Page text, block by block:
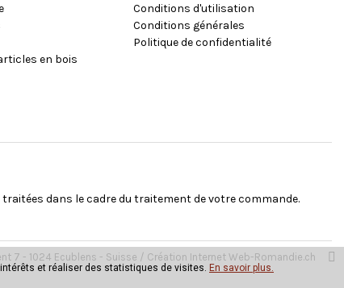
en bois
Conditions d'utilisation
Conditions générales
Politique de confidentialité
dans le cadre du traitement de votre commande.
7 - 1024 Ecublens - Suisse / Création Internet Web-Romandie.ch
et réaliser des statistiques de visites. En savoir plus.